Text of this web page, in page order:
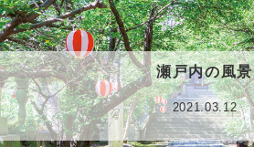
瀬戸内の風景
2021.03.12